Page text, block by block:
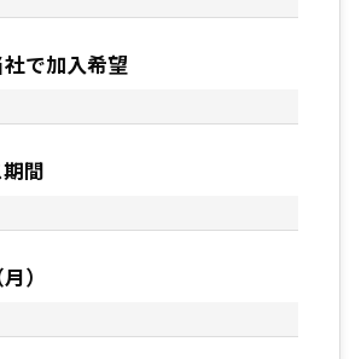
で加入希望
間
）